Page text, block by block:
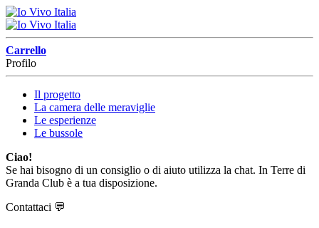
Carrello
Profilo
Il progetto
La camera delle meraviglie
Le esperienze
Le bussole
Ciao!
Se hai bisogno di un consiglio o di aiuto utilizza la chat. In Terre di
Granda Club è a tua disposizione.
Contattaci 💬